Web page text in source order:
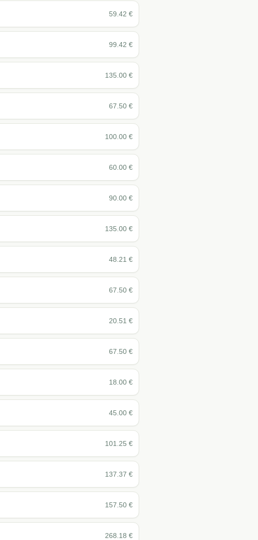
59.42 €
99.42 €
135.00 €
67.50 €
100.00 €
60.00 €
90.00 €
135.00 €
48.21 €
67.50 €
20.51 €
67.50 €
18.00 €
45.00 €
101.25 €
137.37 €
157.50 €
268.18 €